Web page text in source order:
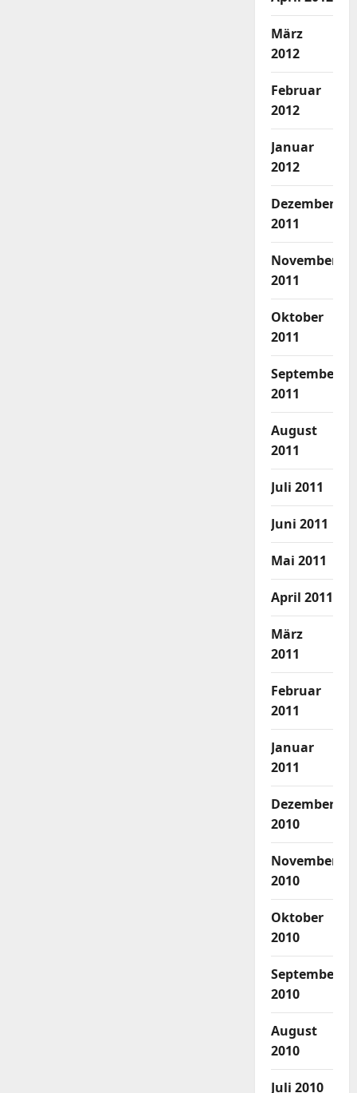
März
2012
Februar
2012
Januar
2012
Dezember
2011
November
2011
Oktober
2011
September
2011
August
2011
Juli 2011
Juni 2011
Mai 2011
April 2011
März
2011
Februar
2011
Januar
2011
Dezember
2010
November
2010
Oktober
2010
September
2010
August
2010
Juli 2010